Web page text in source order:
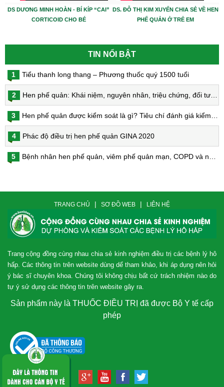
DS DƯƠNG MINH HOÀN - BÍ KÍP “CAI”
CORTICOID CHO BÉ
DS. ĐỖ THỊ KIM XUYẾN CHIA SẺ VỀ HEN
PHẾ QUẢN Ở TRẺ EM
TIN NỔI BẬT
1 Tiểu thanh long thang – Phương thuốc quý 1500 tuổi
2 Hen phế quản: Khái niệm, nguyên nhân, triệu chứng, đối tượng nguy cơ, phòng bệnh, chẩn đoán và điều trị hen phế quản
3 Hen phế quản được kiểm soát là gì? Tiêu chí đánh giá kiểm soát hen
4 Phác độ điều trị hen phế quản GINA 2020
5 Bệnh nhân hen phế quản, viêm phế quản mạn, COPD và nguy cơ nhiễm virus Corona
TRANG CHỦ | SƠ ĐỒ WEB | LIÊN HỆ
Trang cộng đồng cùng nhau chia sẻ kinh nghiệm điều trị các bệnh lý hô
hấp. Các thông tin trên website dùng dể tham khảo, khi áp dụng nên hỏi
ý bác sĩ chuyên khoa. Chúng tôi không chịu bất cứ trách nhiệm nào do
tự ý sử dụng các thông tin trên website gây ra.
Sản phẩm này là THUỐC ĐIỀU TRỊ đã được Bộ Y tế cấp
phép